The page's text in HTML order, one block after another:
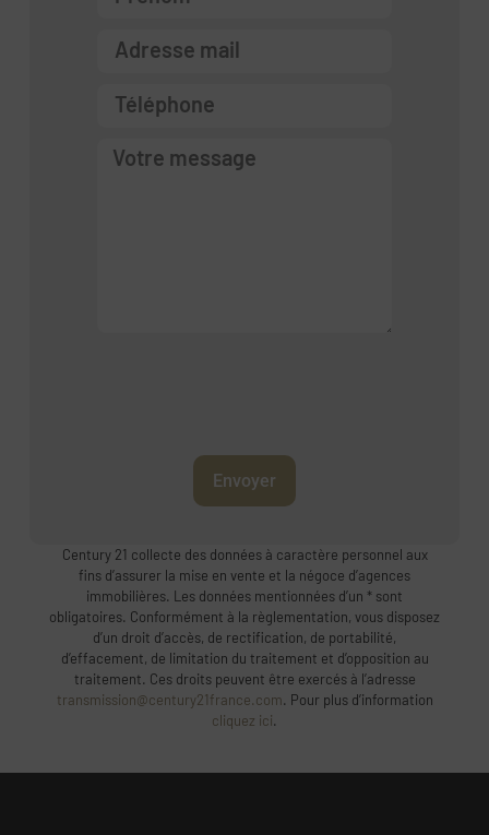
Envoyer
Century 21 collecte des données à caractère personnel aux
fins d’assurer la mise en vente et la négoce d’agences
immobilières. Les données mentionnées d’un * sont
obligatoires. Conformément à la règlementation, vous disposez
d’un droit d’accès, de rectification, de portabilité,
d’effacement, de limitation du traitement et d’opposition au
traitement. Ces droits peuvent être exercés à l’adresse
transmission@century21france.com. Pour plus d’information
cliquez ici.